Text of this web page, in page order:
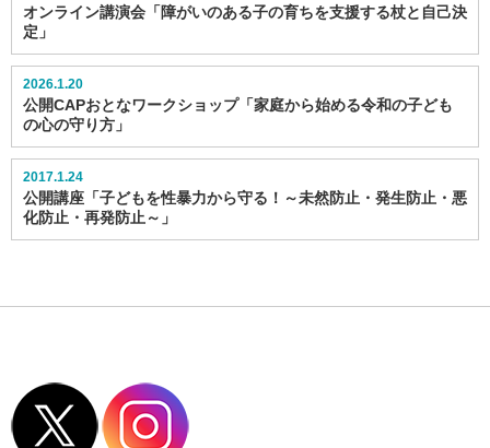
オンライン講演会「障がいのある子の育ちを支援する杖と自己決
定」
2026.1.20
公開CAPおとなワークショップ「家庭から始める令和の子ども
の心の守り方」
2017.1.24
公開講座「子どもを性暴力から守る！～未然防止・発生防止・悪
化防止・再発防止～」